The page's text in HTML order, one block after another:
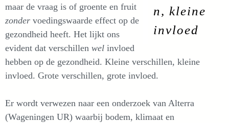
n, kleine
invloed
maar de vraag is of groente en fruit
zonder voedingswaarde effect op de
gezondheid heeft. Het lijkt ons
evident dat verschillen wel invloed
hebben op de gezondheid. Kleine verschillen, kleine
invloed. Grote verschillen, grote invloed.
Er wordt verwezen naar een onderzoek van Alterra
(Wageningen UR) waarbij bodem, klimaat en